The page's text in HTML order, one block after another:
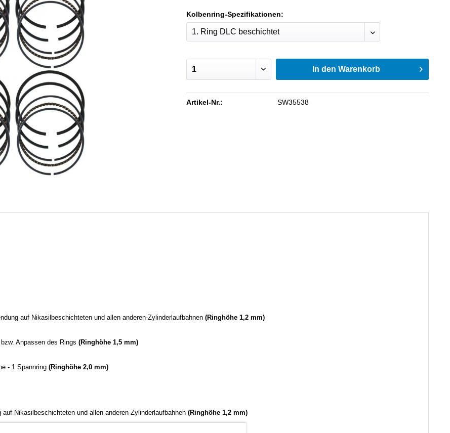
Kolbenring-Spezifikationen:
In den Warenkorb
Artikel-Nr.: SW35538
auf Nikasilbeschichteten und allen anderen-Zylinderlaufbahnen (Ringhöhe 1,2 mm)
Anpassen des Rings (Ringhöhe 1,5 mm)
- 1 Spannring (Ringhöhe 2,0 mm)
auf Nikasilbeschichteten und allen anderen-Zylinderlaufbahnen (Ringhöhe 1,2 mm)